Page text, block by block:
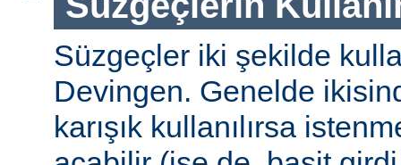
Süzgeçler iki şekilde
Devingen. Genelde
karışık kullanılırsa